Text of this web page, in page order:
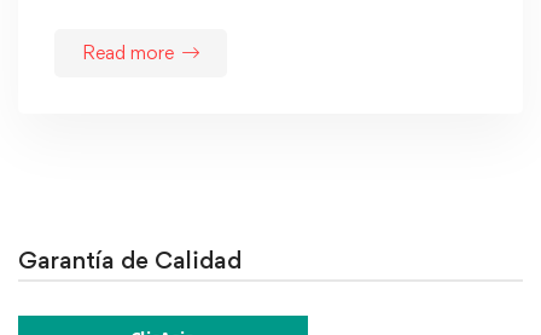
Read more
Garantía de Calidad